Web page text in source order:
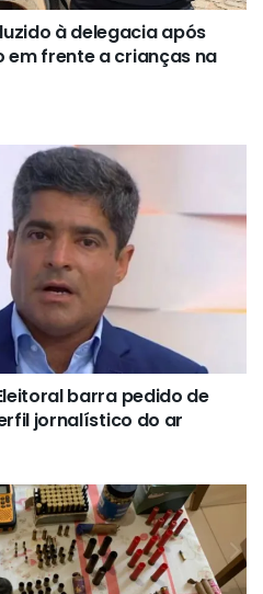
à delegacia após
em frente a crianças na
barra pedido de
jornalístico do ar